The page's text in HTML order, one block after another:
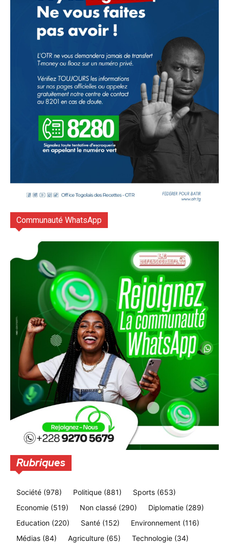
Communauté WhatsApp
Rubriques
Société (978) Politique (881) Sports (653)
Economie (519) Non classé (290) Diplomatie (289)
Education (220) Santé (152) Environnement (116)
Médias (84) Agriculture (65) Technologie (34)